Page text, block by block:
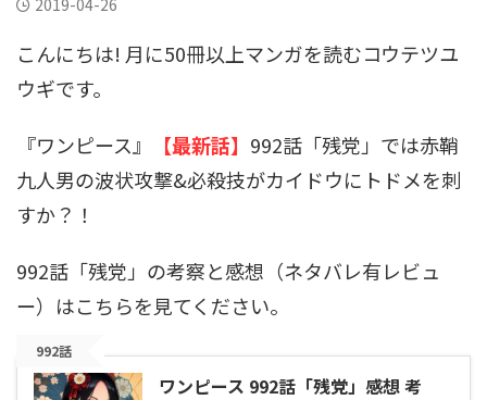
2019-04-26
こんにちは! 月に50冊以上マンガを読むコウテツユ
ウギです。
『ワンピース』
【最新話】 992話「残党」では赤鞘
九人男の波状攻撃&必殺技がカイドウにトドメを刺
すか？！
992話「残党」の考察と感想（ネタバレ有レビュ
ー）はこちらを見てください。
992話
ワンピース 992話「残党」感想 考